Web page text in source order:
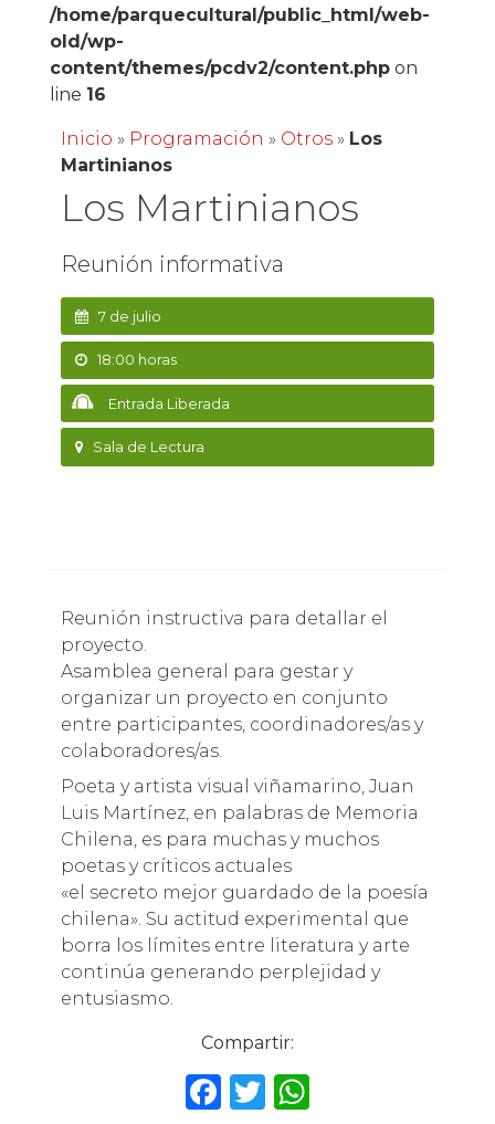
/home/parquecultural/public_html/web-
old/wp-
content/themes/pcdv2/content.phpon
line 16
Inicio » Programación » Otros» Los
Martinianos
Los Martinianos
Reunión informativa
7 de julio
18:00 horas
Entrada Liberada
Sala de Lectura
Reunión instructiva para detallar el
proyecto.
Asamblea general para gestar y
organizar un proyecto en conjunto
entre participantes, coordinadores/as y
colaboradores/as.
Poeta y artista visual viñamarino, Juan
Luis Martínez, en palabras de Memoria
Chilena, es para muchas y muchos
poetas y críticos actuales
«el secreto mejor guardado de la poesía
chilena». Su actitud experimental que
borra los límites entre literatura y arte
continúa generando perplejidad y
entusiasmo.
Compartir:
F T W